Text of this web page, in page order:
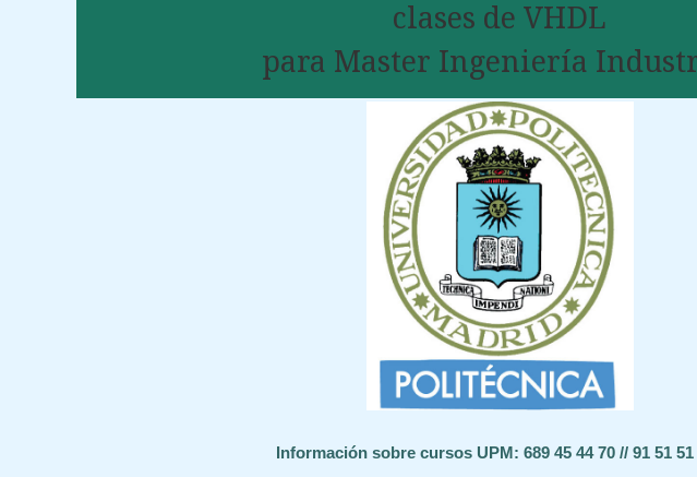
clases de VHDL
para Master Ingeniería
Información sobre cursos UPM: 689 45 44 70 // 91 51 51